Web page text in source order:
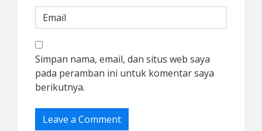
Simpan nama, email, dan situs web saya
pada peramban ini untuk komentar saya
berikutnya.